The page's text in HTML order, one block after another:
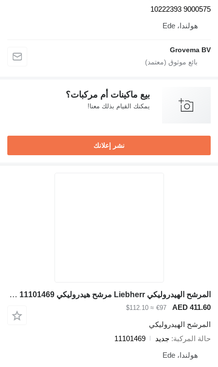
9000575
هولندا، Ede
Grovema
بيع ماكينات أم مركبات؟
يمكنك القيام بذلك معنا!
نشر إعلانك
المرشح الهيدروليكي Liebherr مرشح هيدروليكي 11101469 لـ آلات البناء Liebherr
AED
€97
≈ $112.10
الهيدروليكي
المركبة جديد
11101469
هولندا، Ede